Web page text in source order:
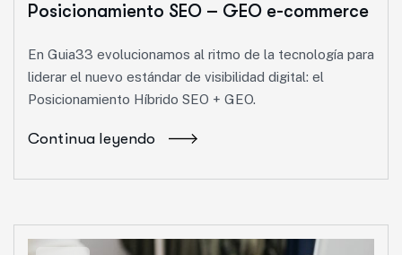
Posicionamiento SEO – GEO e-commerce
En Guia33 evolucionamos al ritmo de la tecnología para
liderar el nuevo estándar de visibilidad digital: el
Posicionamiento Híbrido SEO + GEO.
Continua leyendo